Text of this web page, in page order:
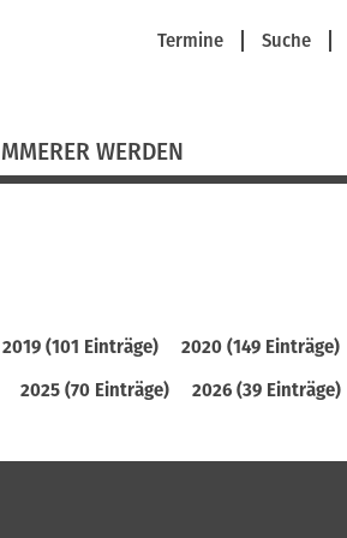
Navigation
Termine Suche
WERDEN
2019 (101 Einträge)
2020 (149 Einträge)
2025 (70 Einträge) 2026 (39 Einträge)